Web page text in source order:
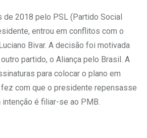
de 2018 pelo PSL (Partido Social
entrou em conflitos com o
Bivar. A decisão foi motivada
partido, o Aliança pelo Brasil. A
para colocar o plano em
com que o presidente repensasse
intenção é filiar-se ao PMB.